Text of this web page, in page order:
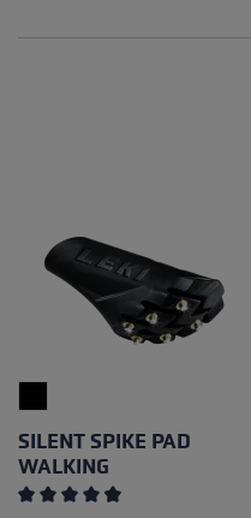
SILENT SPIKE PAD
WALKING